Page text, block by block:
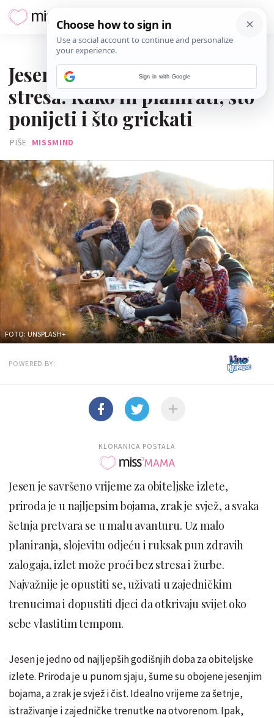
Jesenski izleti s djecom bez
stresa: Kako ih planirati, što
ponijeti i što grickati
PIŠE MISSMIND
FOTO: UNSPLASH+
POWERED BY:
KLOKANICA POSTALA
Jesen je savršeno vrijeme za obiteljske izlete,
priroda je u najljepsim bojama, zrak je svjež, a svaka
šetnja pretvara se u malu avanturu. Uz malo
planiranja, slojevitu odjeću i ruksak pun zdravih
zalogaja, izlet može proći bez stresa i žurbe.
Najvažnije je opustiti se, uživati u zajedničkim
trenucima i dopustiti djeci da otkrivaju svijet oko
sebe vlastitim tempom.
Jesen je jedno od najljepših godišnjih doba za obiteljske
izlete. Priroda je u punom sjaju, šume su obojene jesenjim
bojama, a zrak je svjež i čist. Idealno vrijeme za šetnje,
istraživanje i zajedničke trenutke na otvorenom. Ipak,
Sign in with Google